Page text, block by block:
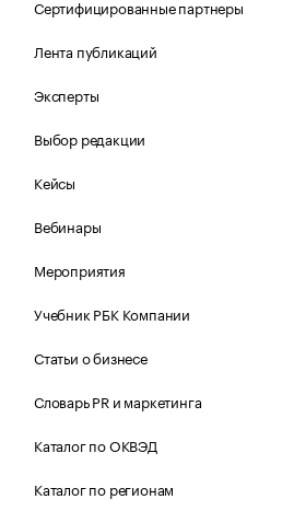
Сертифицированные партнеры
Лента публикаций
Эксперты
Выбор редакции
Кейсы
Вебинары
Мероприятия
Учебник РБК Компании
Статьи о бизнесе
Словарь PR и маркетинга
Каталог по ОКВЭД
Каталог по регионам